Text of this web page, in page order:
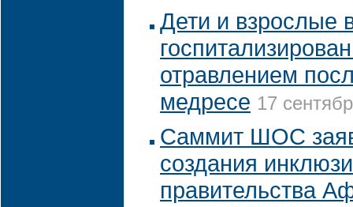
Дети и взрослые
отравлением
медресе 17
Саммит ШОС
создания
правительства